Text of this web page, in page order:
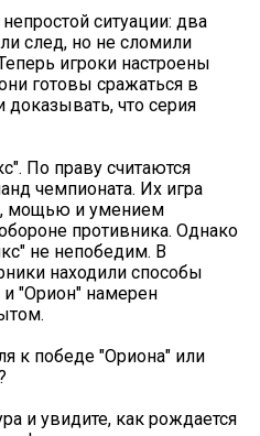
ситуации: два
след, но не сломили
игроки настроены
готовы сражаться в
что серия
По праву считаются
чемпионата. Их игра
мощью и умением
противника. Однако
не непобедим. В
находили способы
и "Орион" намерен
к победе "Ориона" или
и увидите, как рождается